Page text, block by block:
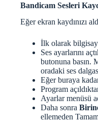
Bandicam Sesleri
Eğer ekran kaydınızı
İlk olarak
Ses ayarlarını
butonuna basın.
oradaki ses
Eğer buraya
Program
Ayarlar menüsü
Daha sonra
ellemeden